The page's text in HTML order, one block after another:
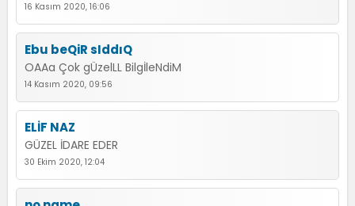
16 Kasım 2020, 16:06
Ebu beQiR sIddıQ
OAAa Çok gÜzelLL BilgİleNdiM
14 Kasım 2020, 09:56
ELİF NAZ
GÜZEL İDARE EDER
30 Ekim 2020, 12:04